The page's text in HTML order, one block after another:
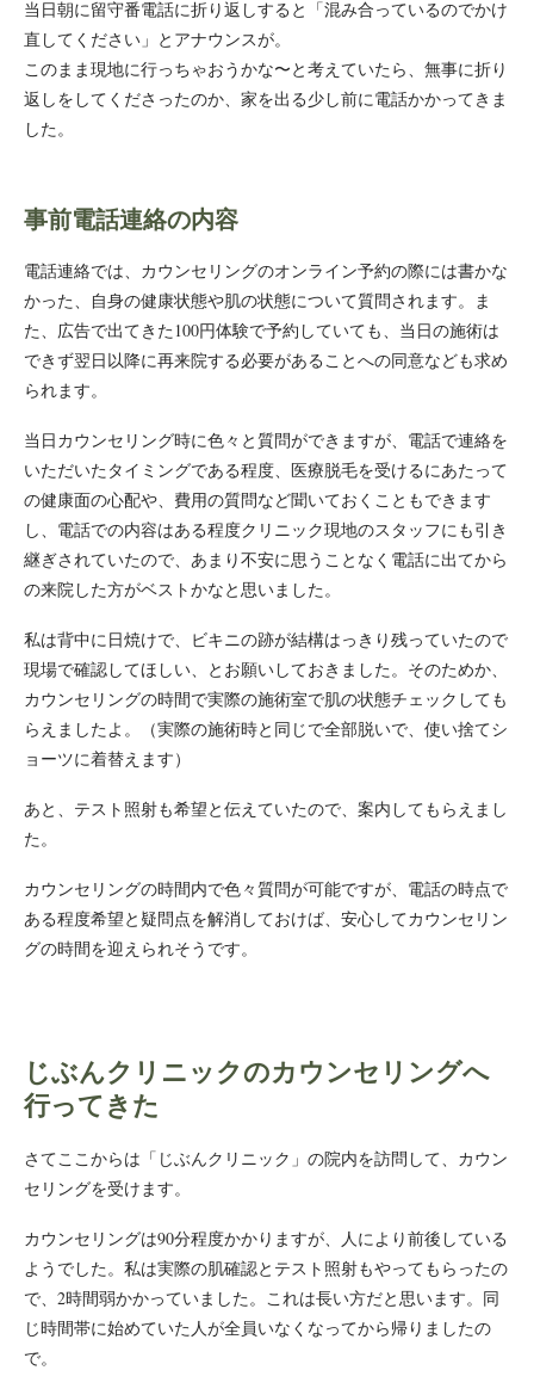
当日朝に留守番電話に折り返しすると「混み合っているのでかけ
直してください」とアナウンスが。
このまま現地に行っちゃおうかな〜と考えていたら、無事に折り
返しをしてくださったのか、家を出る少し前に電話かかってきま
した。
事前電話連絡の内容
電話連絡では、カウンセリングのオンライン予約の際には書かな
かった、自身の健康状態や肌の状態について質問されます。ま
た、広告で出てきた100円体験で予約していても、当日の施術は
できず翌日以降に再来院する必要があることへの同意なども求め
られます。
当日カウンセリング時に色々と質問ができますが、電話で連絡を
いただいたタイミングである程度、医療脱毛を受けるにあたって
の健康面の心配や、費用の質問など聞いておくこともできます
し、電話での内容はある程度クリニック現地のスタッフにも引き
継ぎされていたので、あまり不安に思うことなく電話に出てから
の来院した方がベストかなと思いました。
私は背中に日焼けで、ビキニの跡が結構はっきり残っていたので
現場で確認してほしい、とお願いしておきました。そのためか、
カウンセリングの時間で実際の施術室で肌の状態チェックしても
らえましたよ。（実際の施術時と同じで全部脱いで、使い捨てシ
ョーツに着替えます）
あと、テスト照射も希望と伝えていたので、案内してもらえまし
た。
カウンセリングの時間内で色々質問が可能ですが、電話の時点で
ある程度希望と疑問点を解消しておけば、安心してカウンセリン
グの時間を迎えられそうです。
じぶんクリニックのカウンセリングへ
行ってきた
さてここからは「じぶんクリニック」の院内を訪問して、カウン
セリングを受けます。
カウンセリングは90分程度かかりますが、人により前後している
ようでした。私は実際の肌確認とテスト照射もやってもらったの
で、2時間弱かかっていました。これは長い方だと思います。同
じ時間帯に始めていた人が全員いなくなってから帰りましたの
で。